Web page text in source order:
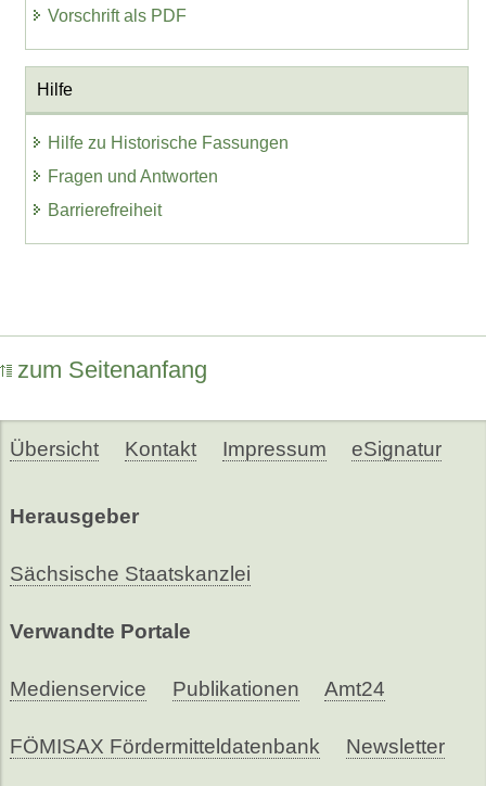
Vorschrift als PDF
Hilfe
Hilfe zu Historische Fassungen
Fragen und Antworten
Barrierefreiheit
zum Seitenanfang
Übersicht Kontakt Impressum eSignatur
Herausgeber
Sächsische Staatskanzlei
Verwandte Portale
Medienservice Publikationen Amt24
FÖMISAX Fördermitteldatenbank Newsletter